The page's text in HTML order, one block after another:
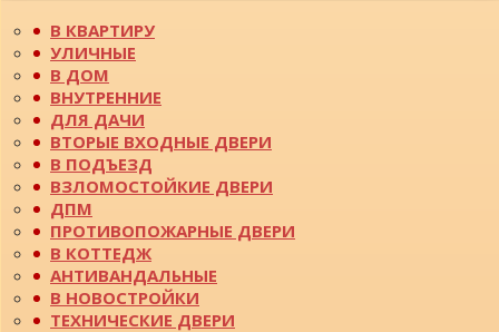
В КВАРТИРУ
УЛИЧНЫЕ
В ДОМ
ВНУТРЕННИЕ
ДЛЯ ДАЧИ
ВТОРЫЕ ВХОДНЫЕ ДВЕРИ
В ПОДЪЕЗД
ВЗЛОМОСТОЙКИЕ ДВЕРИ
ДПМ
ПРОТИВОПОЖАРНЫЕ ДВЕРИ
В КОТТЕДЖ
АНТИВАНДАЛЬНЫЕ
В НОВОСТРОЙКИ
ТЕХНИЧЕСКИЕ ДВЕРИ